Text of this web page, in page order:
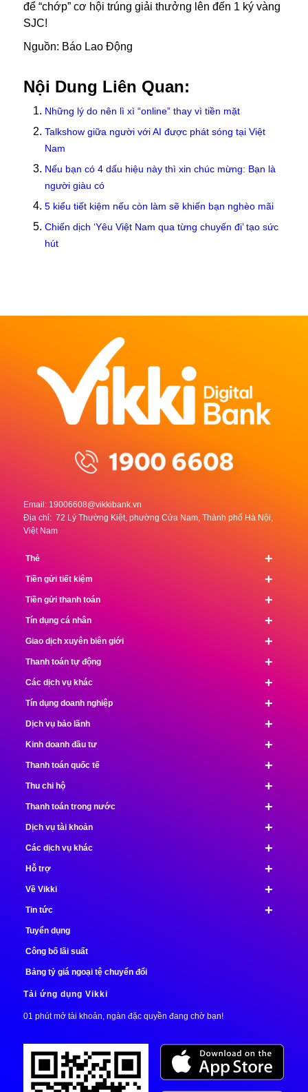
để “chớp” cơ hội trúng giải thưởng lên đến 1 ký vàng
SJC!
Nguồn: Báo Lao Động
Nội Dung Liên Quan:
Những lý do nên lì xì “online” thay vì tiền mặt
Talkshow giữa người với AI được phát sóng tại Việt
Nam
Nếu bạn có 4 dấu hiệu này thì xin chúc mừng: Bạn là
người giàu có
5 kiểu tiết kiệm nếu còn làm sẽ khiến bạn nghèo mãi
Chiến dịch ‘Yêu Việt Nam qua từng chuyến đi’ tạo sức
hút
Email: 19006608@vikkibank.vn
Địa chỉ: 72 Lý Thường Kiệt, phường Cửa Nam, Thành phố Hà Nội,
Việt Nam
+
Thẻ
+
Tiền gửi tiết kiệm
+
Tiền gửi thanh toán
+
Tín dụng cá nhân
+
Giao dịch xuyên biên giới
+
Thanh toán tự động
+
Các dịch vụ khác
+
Tín dụng doanh nghiệp
+
Dịch vụ bảo lãnh
+
Kinh doanh đầu tư
+
Thanh toán quốc tế
+
Thu chi hộ
+
Thanh toán trong nước
+
Dịch vụ tài khoản
+
Các dịch vụ khác
+
Hỗ trợ
+
Về Vikki
+
Tin tức
Tuyển dụng
Công bố lãi suất
Bảng tỷ giá ngoại tệ chuyển đổi
Tải ứng dụng Vikki
01 phút mở tài khoản, ngàn đặc quyền đang chờ bạn!